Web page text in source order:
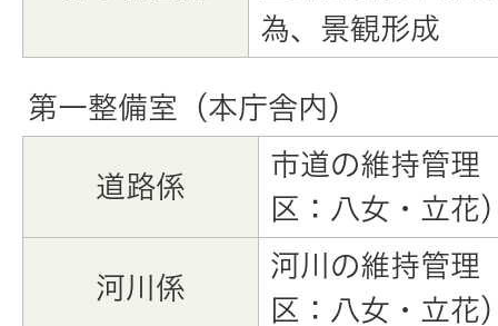
為、景観形成
第一整備室（本庁舎内）
道路係
市道の維持管理
区：八女・立花
河川係
河川の維持管理
区：八女・立花